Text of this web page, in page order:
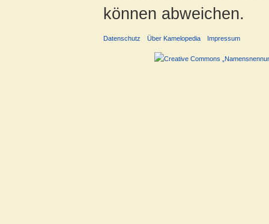
können abweichen.
Datenschutz Über Kamelopedia Impressum